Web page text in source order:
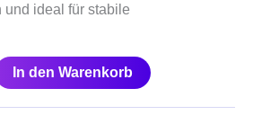
ideal für stabile
In den Warenkorb